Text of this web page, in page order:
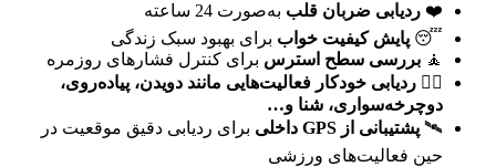
❤️ ردیابی ضربان قلب به‌صورت 24 ساعته
😴 پایش کیفیت خواب برای بهبود سبک زندگی
🧘 بررسی سطح استرس برای کنترل فشارهای روزمره
🚴‍♂️ ردیابی خودکار فعالیت‌هایی مانند دویدن، پیاده‌روی،
دوچرخه‌سواری، شنا و…
🛰️ پشتیبانی از GPS داخلی
برای ردیابی دقیق موقعیت در
حین فعالیت‌های ورزشی